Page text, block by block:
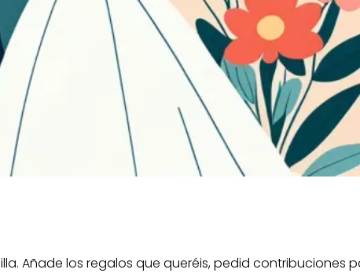
Añade los regalos que queréis, pedid contribuciones